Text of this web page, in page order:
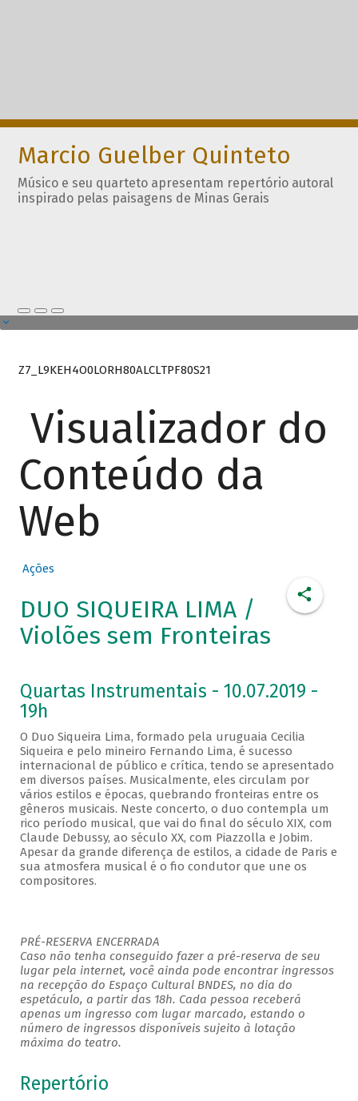
Marcio Guelber Quinteto
Músico e seu quarteto apresentam repertório autoral
inspirado pelas paisagens de Minas Gerais
Z7_L9KEH4O0LORH80ALCLTPF80S21
Visualizador do
Conteúdo da
Web
Ações
DUO SIQUEIRA LIMA /
Violões sem Fronteiras
Quartas Instrumentais - 10.07.2019 -
19h
O Duo Siqueira Lima, formado pela uruguaia Cecilia
Siqueira e pelo mineiro Fernando Lima, é sucesso
internacional de público e crítica, tendo se apresentado
em diversos países. Musicalmente, eles circulam por
vários estilos e épocas, quebrando fronteiras entre os
gêneros musicais. Neste concerto, o duo contempla um
rico período musical, que vai do final do século XIX, com
Claude Debussy, ao século XX, com Piazzolla e Jobim.
Apesar da grande diferença de estilos, a cidade de Paris e
sua atmosfera musical é o fio condutor que une os
compositores.
PRÉ-RESERVA ENCERRADA
Caso não tenha conseguido fazer a pré-reserva de seu
lugar pela internet, você ainda pode encontrar ingressos
na recepção do Espaço Cultural BNDES, no dia do
espetáculo, a partir das 18h. Cada pessoa receberá
apenas um ingresso com lugar marcado, estando o
número de ingressos disponíveis sujeito à lotação
máxima do teatro.
Repertório